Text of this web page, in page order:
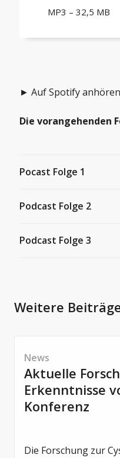
MP3 – 32,5 MB
► Auf Spotify anhören
Die vorangehenden
Pocast Folge 1
«ΔF508: üses Läbe mit
Podcast Folge 2
«ΔF508: üses Läbe mit
Medikamente
Podcast Folge 3
Weitere
News
Aktuelle
Erkenntnisse
Konferenz
Die Forschung zur